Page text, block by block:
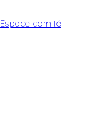
Espace comité